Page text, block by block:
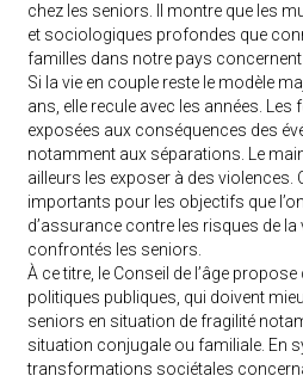
chez les seniors. Il montre que les
et sociologiques profondes que
familles dans notre pays
Si la vie en couple reste le modèle
ans, elle recule avec les années.
exposées aux conséquences des
notamment aux séparations. Le
ailleurs les exposer à des
importants pour les objectifs que
d’assurance contre les risques de
confrontés les seniors.
À ce titre, le Conseil de l’âge
politiques publiques, qui doivent
seniors en situation de fragilité
situation conjugale ou familiale. En
transformations sociétales